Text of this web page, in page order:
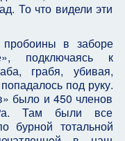
То что видели эти
в заборе
подключаясь к
грабя, убивая,
под руку.
было и 450 членов
Там были все
бурной тотальной